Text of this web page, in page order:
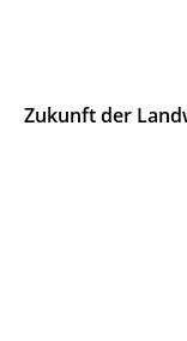
Zukunft der